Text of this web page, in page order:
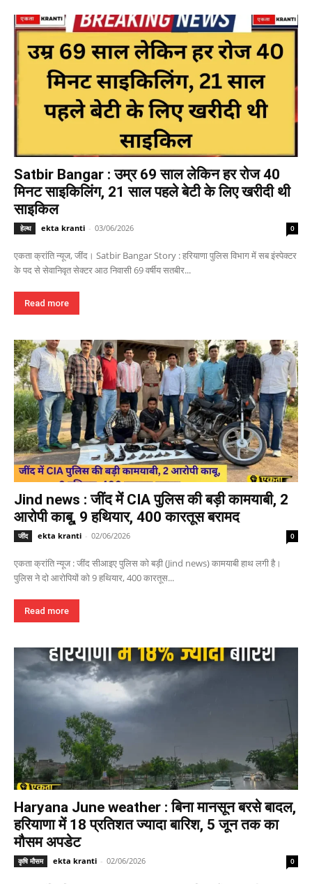
Satbir Bangar : उम्र 69 साल लेकिन हर रोज 40
मिनट साइकिलिंग, 21 साल पहले बेटी के लिए खरीदी थी
साइकिल
हेल्थ ekta kranti - 03/06/2026 0
एकता क्रांति न्यूज, जींद। Satbir Bangar Story : हरियाणा पुलिस विभाग में सब इंस्पेक्टर
के पद से सेवानिवृत सेक्टर आठ निवासी 69 वर्षीय सतबीर...
Read more
Jind news : जींद में CIA पुलिस की बड़ी कामयाबी, 2
आरोपी काबू, 9 हथियार, 400 कारतूस बरामद
जींद ekta kranti - 02/06/2026 0
एकता क्रांति न्यूज : जींद सीआइए पुलिस को बड़ी (Jind news) कामयाबी हाथ लगी है।
पुलिस ने दो आरोपियों को 9 हथियार, 400 कारतूस...
Read more
Haryana June weather : बिना मानसून बरसे बादल,
हरियाणा में 18 प्रतिशत ज्यादा बारिश, 5 जून तक का
मौसम अपडेट
कृषि मौसम ekta kranti - 02/06/2026 0